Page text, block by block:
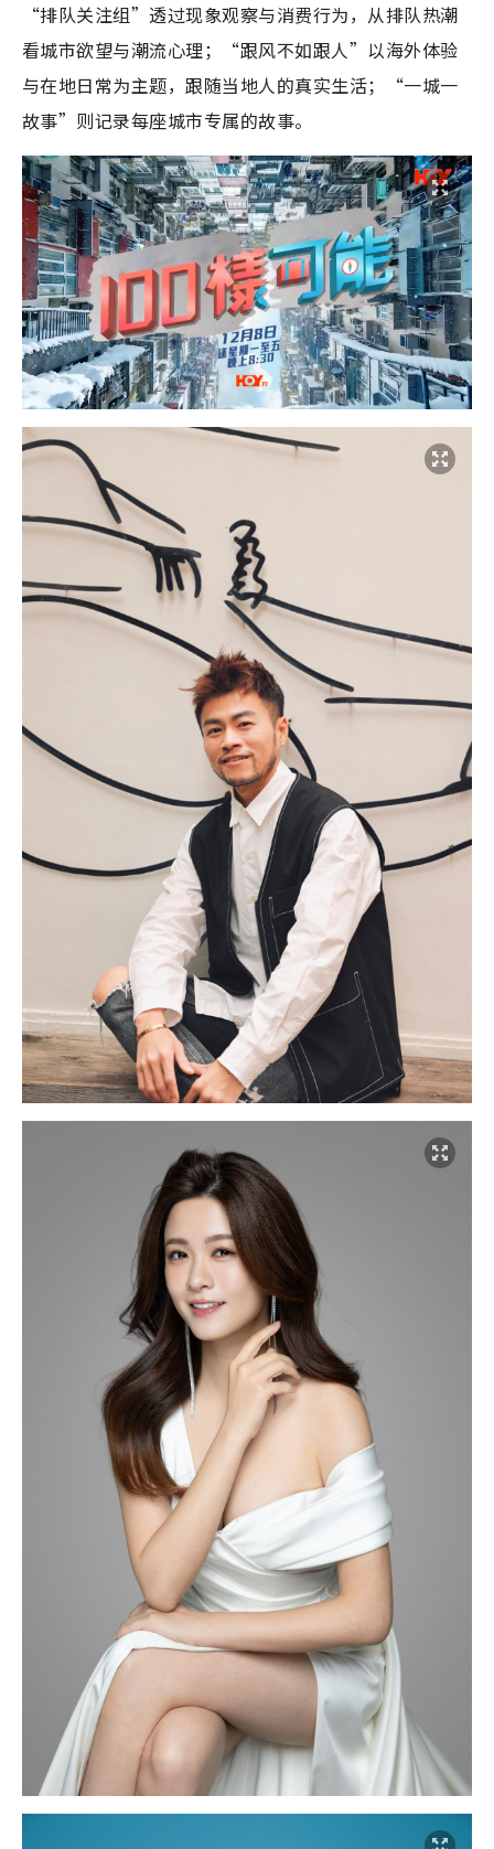
“排队关注组”透过现象观察与消费行为，从排队热潮
看城市欲望与潮流心理；“跟风不如跟人”以海外体验
与在地日常为主题，跟随当地人的真实生活；“一城一
故事”则记录每座城市专属的故事。